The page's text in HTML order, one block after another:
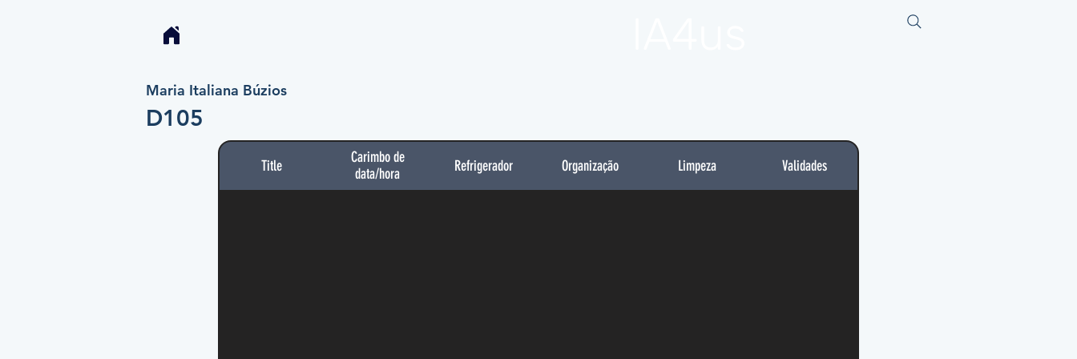
Maria Italiana Búzios
D105
Title
Carimbo de
data/hora
Refrigerador Organização Limpeza Validades